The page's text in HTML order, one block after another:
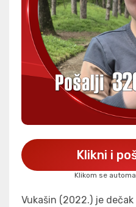
Klikni i
Klikom se
Vukašin (2022.) je